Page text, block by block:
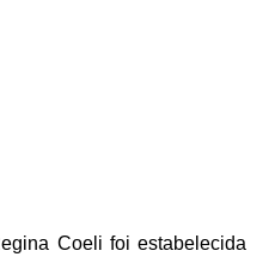
Coeli foi estabelecida